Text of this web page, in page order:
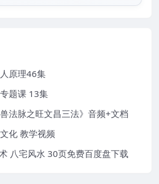
原理46集
题课 13集
法脉之旺文昌三法》音频+文档
化 教学视频
八宅风水 30页免费百度盘下载